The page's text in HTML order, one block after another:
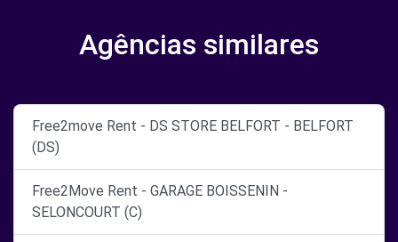
Agências similares
Free2move Rent - DS STORE BELFORT - BELFORT
(DS)
Free2Move Rent - GARAGE BOISSENIN -
SELONCOURT (C)